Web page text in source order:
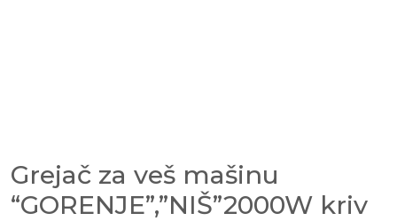
Grejač za veš mašinu
“GORENJE”,”NIŠ”2000W kriv